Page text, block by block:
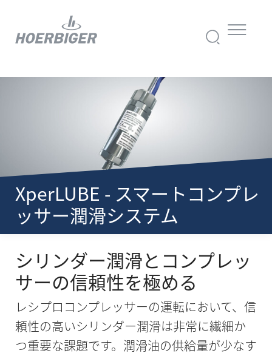
XperLUBE - スマートコンプレ
ッサー潤滑システム
シリンダー潤滑とコンプレッ
サーの信頼性を極める
レシプロコンプレッサーの運転において、信
頼性の高いシリンダー潤滑は非常に繊細か
つ重要な課題です。潤滑油の供給量が少なす